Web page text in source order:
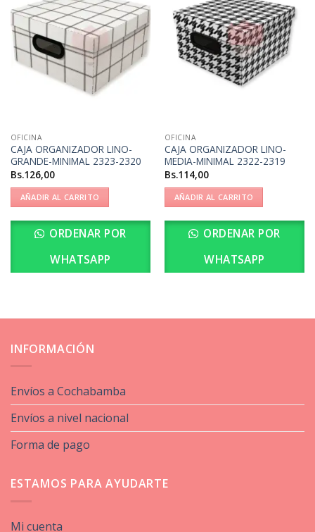
OFICINA
CAJA ORGANIZADOR LINO-
GRANDE-MINIMAL 2323-2320
Bs.126,00
AÑADIR AL CARRITO
ORDENAR POR
WHATSAPP
OFICINA
CAJA ORGANIZADOR LINO-
MEDIA-MINIMAL 2322-2319
Bs.114,00
AÑADIR AL CARRITO
ORDENAR POR
WHATSAPP
INFORMACIÓN
Envíos a Cochabamba
Envíos a nivel nacional
Forma de pago
ESTAMOS PARA AYUDARTE
Mi cuenta